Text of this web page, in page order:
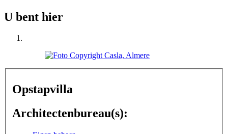
U bent hier
Opstapvilla
Architectenbureau(s):